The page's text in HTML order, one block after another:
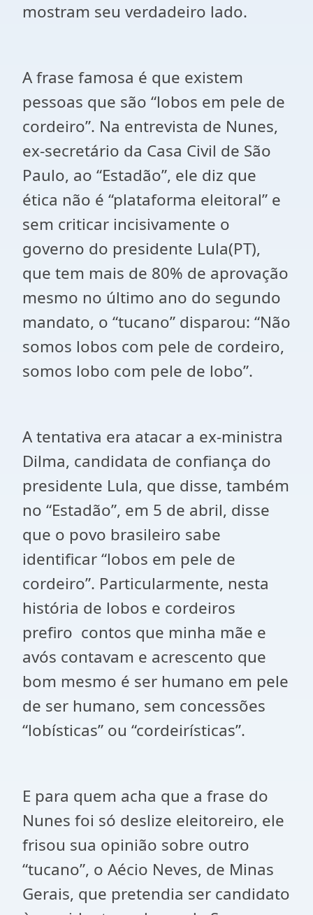
mostram seu verdadeiro lado.
A frase famosa é que existem
pessoas que são “lobos em pele de
cordeiro”. Na entrevista de Nunes,
ex-secretário da Casa Civil de São
Paulo, ao “Estadão”, ele diz que
ética não é “plataforma eleitoral” e
sem criticar incisivamente o
governo do presidente Lula(PT),
que tem mais de 80% de aprovação
mesmo no último ano do segundo
mandato, o “tucano” disparou: “Não
somos lobos com pele de cordeiro,
somos lobo com pele de lobo”.
A tentativa era atacar a ex-ministra
Dilma, candidata de confiança do
presidente Lula, que disse, também
no “Estadão”, em 5 de abril, disse
que o povo brasileiro sabe
identificar “lobos em pele de
cordeiro”. Particularmente, nesta
história de lobos e cordeiros
prefiro contos que minha mãe e
avós contavam e acrescento que
bom mesmo é ser humano em pele
de ser humano, sem concessões
“lobísticas” ou “cordeirísticas”.
E para quem acha que a frase do
Nunes foi só deslize eleitoreiro, ele
frisou sua opinião sobre outro
“tucano”, o Aécio Neves, de Minas
Gerais, que pretendia ser candidato